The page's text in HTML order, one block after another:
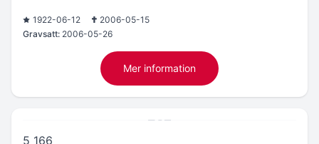
1922-06-12
2006-05-15
Gravsatt: 2006-05-26
Mer information
5 166